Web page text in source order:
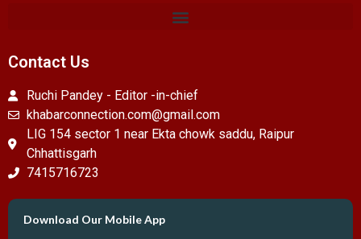
Contact Us
Ruchi Pandey - Editor -in-chief
khabarconnection.com@gmail.com
LIG 154 sector 1 near Ekta chowk saddu, Raipur
Chhattisgarh
7415716723
Download Our Mobile App